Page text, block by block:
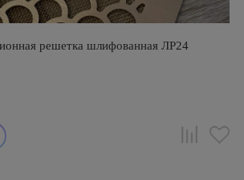
решетка шлифованная ЛР24